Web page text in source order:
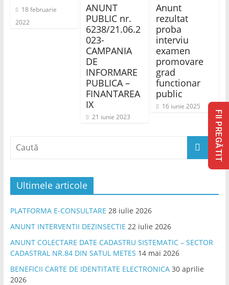
18 februarie
2022
ANUNT
PUBLIC nr.
6238/21.06.2
023-
CAMPANIA
DE
INFORMARE
PUBLICA –
FINANTAREA
IX
21 iunie 2023
Anunt
rezultat
proba
interviu
examen
promovare
grad
functionar
public
16 iunie 2025
Ultimele articole
PLATFORMA E-CONSULTARE 28 iulie 2026
ANUNT INTERVENTII DEZINSECTIE 22 iulie 2026
ANUNT COLECTARE DATE CADASTRU SISTEMATIC – SECTOR
CADASTRAL NR.84 DIN SATUL METES 14 mai 2026
BENEFICII CARTE DE IDENTITATE ELECTRONICA 30 aprilie
2026
FII PREGĂTIT